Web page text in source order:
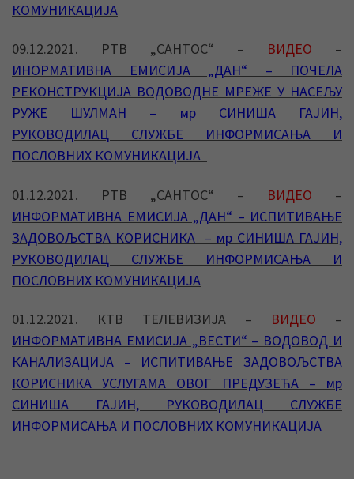
КОМУНИКАЦИЈА
09.12.2021. РТВ „САНТОС“ – ВИДЕО –
ИНОРМАТИВНА ЕМИСИЈА „ДАН“ – ПОЧЕЛА
РЕКОНСТРУКЦИЈА ВОДОВОДНЕ МРЕЖЕ У НАСЕЉУ
РУЖЕ ШУЛМАН – мр СИНИША ГАЈИН,
РУКОВОДИЛАЦ СЛУЖБЕ ИНФОРМИСАЊА И
ПОСЛОВНИХ КОМУНИКАЦИЈА
01.12.2021. РТВ „САНТОС“ – ВИДЕО –
ИНФОРМАТИВНА ЕМИСИЈА „ДАН“ – ИСПИТИВАЊЕ
ЗАДОВОЉСТВА КОРИСНИКА – мр СИНИША ГАЈИН,
РУКОВОДИЛАЦ СЛУЖБЕ ИНФОРМИСАЊА И
ПОСЛОВНИХ КОМУНИКАЦИЈА
01.12.2021. КТВ ТЕЛЕВИЗИЈА – ВИДЕО –
ИНФОРМАТИВНА ЕМИСИЈА „ВЕСТИ“ – ВОДОВОД И
КАНАЛИЗАЦИЈА – ИСПИТИВАЊЕ ЗАДОВОЉСТВА
КОРИСНИКА УСЛУГАМА ОВОГ ПРЕДУЗЕЋА – мр
СИНИША ГАЈИН, РУКОВОДИЛАЦ СЛУЖБЕ
ИНФОРМИСАЊА И ПОСЛОВНИХ КОМУНИКАЦИЈА